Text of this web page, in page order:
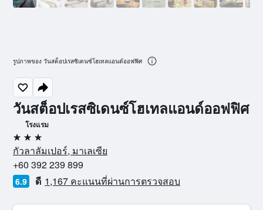
วันสต็อปเรสซิเดนซ์โฮเทลแอนด์ออฟฟิศ
โรงแรม
3 ดาว
กัวลาลัมเปอร์, มาเลเซีย
+60 392 239 899
6.9 ดี 1,167 คะแนนที่ผ่านการตรวจสอบ
รูปภาพของ วันสต็อปเรสซิเดนซ์โฮเทลแอนด์ออฟฟิศ